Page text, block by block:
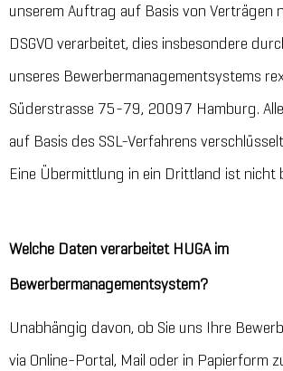
unserem Auftrag auf Basis von Verträgen
DSGVO verarbeitet, dies insbesondere
unseres Bewerbermanagementsystems
Süderstrasse 75-79, 20097 Hamburg.
auf Basis des SSL-Verfahrens
Eine Übermittlung in ein Drittland ist nicht
Welche Daten verarbeitet HUGA im
Bewerbermanagementsystem?
Unabhängig davon, ob Sie uns Ihre
via Online-Portal, Mail oder in Papierform